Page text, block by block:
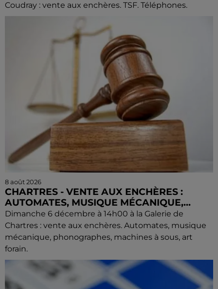
Coudray : vente aux enchères. TSF. Téléphones.
8 août 2026
CHARTRES - VENTE AUX ENCHÈRES :
AUTOMATES, MUSIQUE MÉCANIQUE,...
Dimanche 6 décembre à 14h00 à la Galerie de
Chartres : vente aux enchères. Automates, musique
mécanique, phonographes, machines à sous, art
forain.